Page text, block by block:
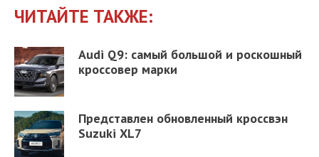
ЧИТАЙТЕ ТАКЖЕ:
Audi Q9: самый большой и роскошный
кроссовер марки
Представлен обновленный кроссвэн
Suzuki XL7